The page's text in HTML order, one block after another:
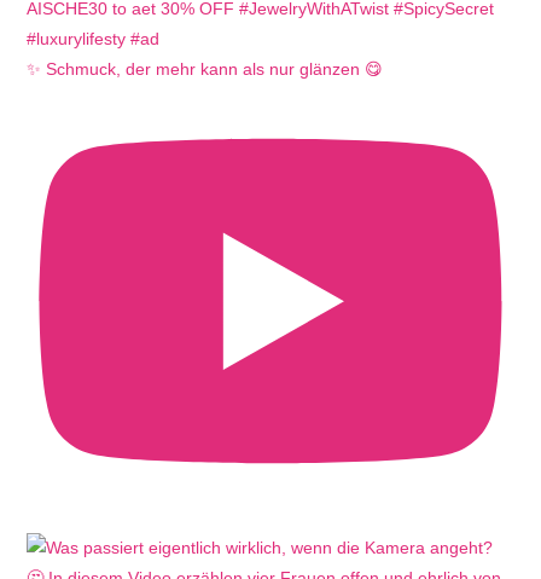
✨ Schmuck, der mehr kann als nur glänzen 😋